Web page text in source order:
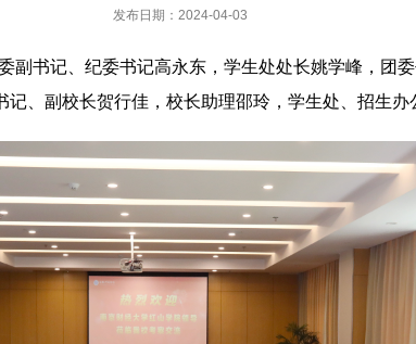
发布日期：2024-04-03
书记、纪委书记高永东，学生处处长姚学峰，团
、副校长贺行佳，校长助理邵玲，学生处、招生